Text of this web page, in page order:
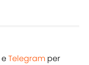
eTelegram per